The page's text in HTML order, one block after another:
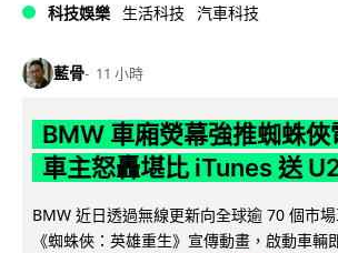
科技娛樂 生活科技 汽車科技
藍骨 11 小時
BMW 車廂熒幕強推蜘蛛
車主怒轟堪比 iTunes 送
BMW 近日透過無線更新向全球逾 70 個市
《蜘蛛俠：英雄重生》宣傳動畫，啟動車輛